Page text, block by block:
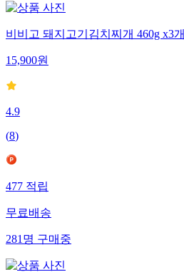
비비고 돼지고기김치찌개 460g x3개
15,900원
4.9
(8)
477 적립
무료배송
281 명 구매중